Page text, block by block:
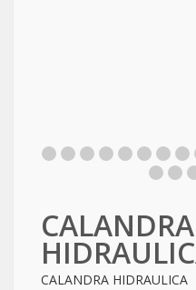
CALANDRA
CALANDRA HIDRAULICA